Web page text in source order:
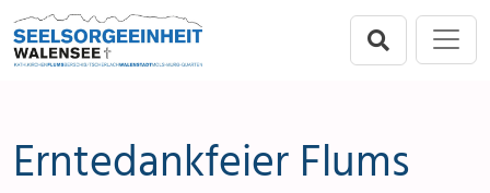
Direkt zur Hauptnavigation springen
Direkt zum Inhalt springen
Erntedankfeier Flums